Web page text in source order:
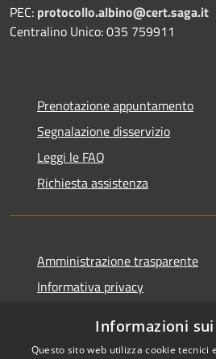
PEC: protocollo.albino@cert.saga.it
Centralino Unico: 035 759911
Prenotazione appuntamento
Segnalazione disservizio
Leggi le FAQ
Richiesta assistenza
Amministrazione trasparente
Informativa privacy
Dichiarazione di accessibilità
Informazioni
Questo sito web utilizza cookie tecnici